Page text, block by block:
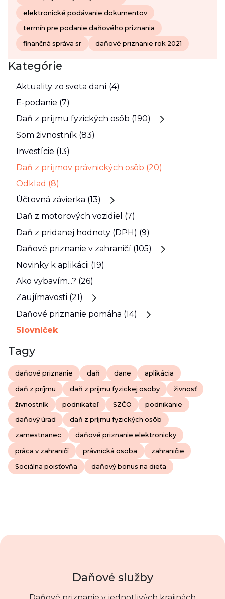
elektronické podávanie dokumentov
termín pre podanie daňového priznania
finančná správa sr daňové priznanie rok 2021
Kategórie
Aktuality zo sveta daní (4)
E-podanie (7)
Daň z príjmu fyzických osôb (190)
Som živnostník (83)
Investície (13)
Daň z príjmov právnických osôb (20)
Odklad (8)
Účtovná závierka (13)
Daň z motorových vozidiel (7)
Daň z pridanej hodnoty (DPH) (9)
Daňové priznanie v zahraničí (105)
Novinky k aplikácii (19)
Ako vybavím...? (26)
Zaujímavosti (21)
Daňové priznanie pomáha (14)
Slovníček
Tagy
daňové priznanie daň dane aplikácia
daň z príjmu daň z príjmu fyzickej osoby živnosť
živnostník podnikateľ SZČO podnikanie
daňový úrad daň z príjmu fyzických osôb
zamestnanec daňové priznanie elektronicky
práca v zahraničí právnická osoba zahraničie
Sociálna poisťovňa daňový bonus na dieťa
Daňové služby